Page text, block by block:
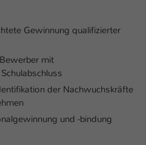
Gewinnung qualifizierter
mit
der Nachwuchskräfte
und -bindung